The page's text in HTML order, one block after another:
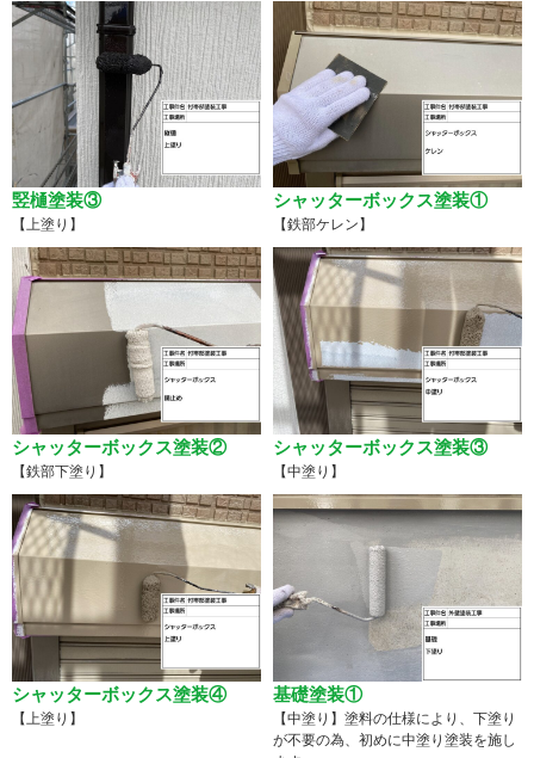
竪樋塗装③
【上塗り】
シャッターボックス塗装①
【鉄部ケレン】
シャッターボックス塗装②
【鉄部下塗り】
シャッターボックス塗装③
【中塗り】
シャッターボックス塗装④
【上塗り】
基礎塗装①
【中塗り】塗料の仕様により、下塗り
が不要の為、初めに中塗り塗装を施し